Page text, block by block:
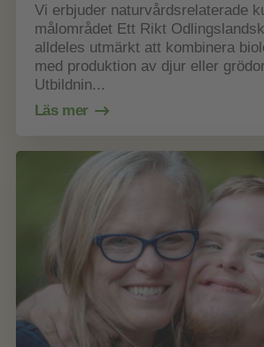
Vi erbjuder naturvårdsrelaterade
målområdet Ett Rikt
alldeles utmärkt att kombinera
med produktion av djur eller
Utbildnin...
Läs mer